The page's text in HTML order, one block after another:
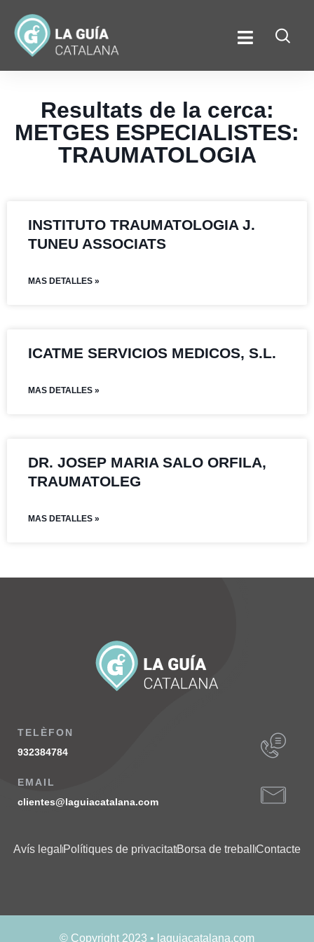
Resultats de la cerca:
METGES ESPECIALISTES:
TRAUMATOLOGIA
INSTITUTO TRAUMATOLOGIA J.
TUNEU ASSOCIATS
MAS DETALLES »
ICATME SERVICIOS MEDICOS, S.L.
MAS DETALLES »
DR. JOSEP MARIA SALO ORFILA,
TRAUMATOLEG
MAS DETALLES »
TELÈFON
932384784
EMAIL
clientes@laguiacatalana.com
Avís legal Polítiques de privacitatBorsa de treball Contacte
© Copyright 2023 • laguiacatalana.com